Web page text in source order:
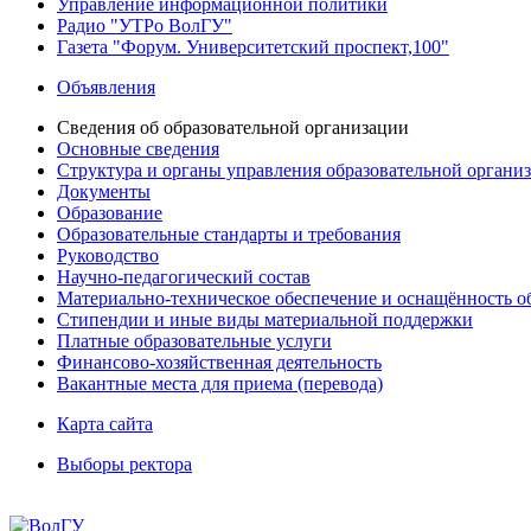
Управление информационной политики
Радио "УТРо ВолГУ"
Газета "Форум. Университетский проспект,100"
Объявления
Сведения об образовательной организации
Основные сведения
Структура и органы управления образовательной
Документы
Образование
Образовательные стандарты и требования
Руководство
Научно-педагогический состав
Материально-техническое обеспечение и оснащённость
Стипендии и иные виды материальной поддержки
Платные образовательные услуги
Финансово-хозяйственная деятельность
Вакантные места для приема (перевода)
Карта сайта
Выборы ректора